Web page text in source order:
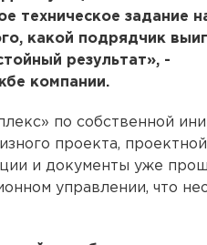
техническое задание
какой подрядчик
результат», -
компании.
по собственной
проекта, проектной
и документы уже
управлении, что